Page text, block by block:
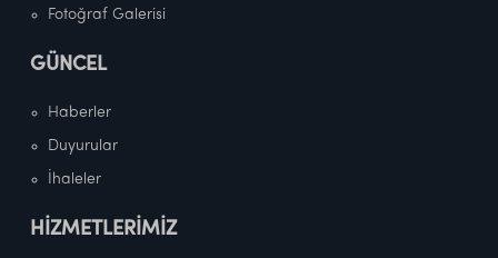
Fotoğraf Galerisi
GÜNCEL
Haberler
Duyurular
İhaleler
HİZMETLERİMİZ